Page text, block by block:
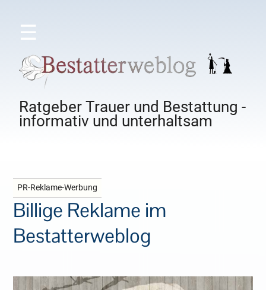
☰
Ratgeber Trauer und Bestattung -
informativ und unterhaltsam
PR-Reklame-Werbung
Billige Reklame im
Bestatterweblog